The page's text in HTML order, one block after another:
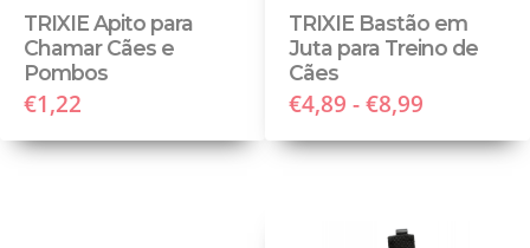
TRIXIE Apito para
Chamar Cães e
Pombos
€1,22
TRIXIE Bastão em
Juta para Treino de
Cães
€4,89 - €8,99